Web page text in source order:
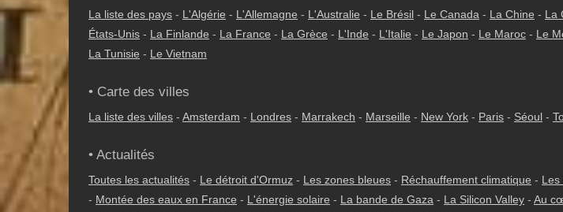
La liste des pays - L'Algérie - L'Allemagne - L'Australie - Le Brésil - Le Canada - La Chine - La
États-Unis - La Finlande - La France - La Grèce - L'Inde - L'Italie - Le Japon - Le Maroc - Le
La Tunisie - Le Vietnam
• Carte des villes
La liste des villes - Amsterdam - Londres - Marrakech - Marseille - New York - Paris - Séoul -
• Actualités
Toutes les actualités - Le détroit d'Ormuz - Les zones bleues - Réchauffement climatique - Les
- Montée des eaux en France - L'énergie solaire - La bande de Gaza - La Silicon Valley - Au